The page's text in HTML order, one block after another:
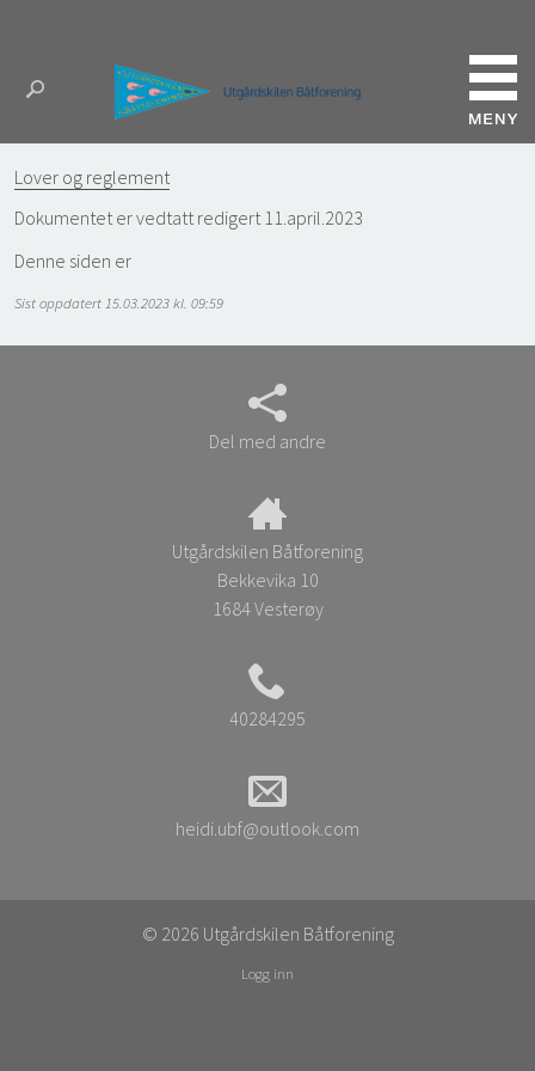
Lover og reglement
Dokumentet er vedtatt redigert 11.april.2023
Denne siden er
Sist oppdatert 15.03.2023 kl. 09:59
Del med andre
Utgårdskilen Båtforening
Bekkevika 10
1684 Vesterøy
40284295
heidi.ubf@outlook.com
© 2026 Utgårdskilen Båtforening
Logg inn